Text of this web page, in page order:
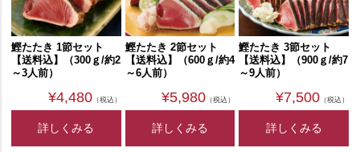
鰹たたき 1節セット
【送料込】（300ｇ/約2
～3人前）
¥4,480（税込）
詳しくみる
鰹たたき 2節セット
【送料込】（600ｇ/約4
～6人前）
¥5,980 （税込）
詳しくみる
鰹たたき 3節セット
【送料込】（900ｇ/約7
～9人前）
¥7,500（税込）
詳しくみる